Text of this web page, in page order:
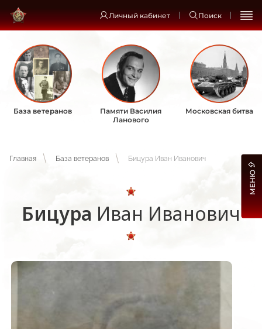
Личный кабинет Поиск
База ветеранов
Памяти Василия
Ланового
Московская битва
Главная База ветеранов Бицура Иван Иванович
Бицура Иван Иванович
МЕНЮ